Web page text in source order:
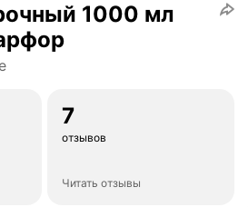
1000 мл
фарфор
7
отзывов
Читать отзывы